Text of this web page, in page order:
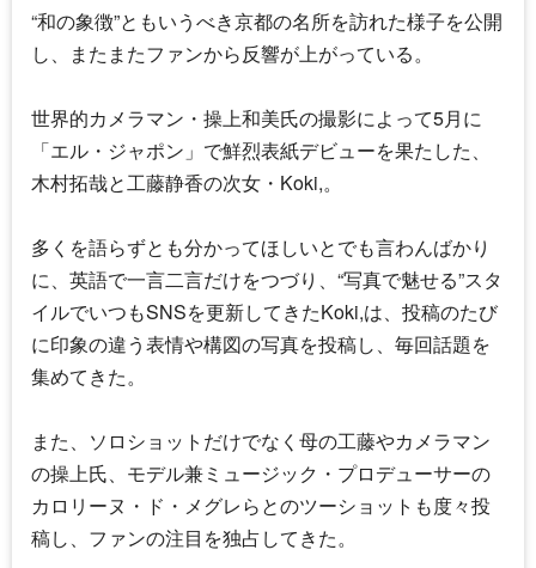
“和の象徴”ともいうべき京都の名所を訪れた様子を公開
し、またまたファンから反響が上がっている。
世界的カメラマン・操上和美氏の撮影によって5月に
「エル・ジャポン」で鮮烈表紙デビューを果たした、
木村拓哉と工藤静香の次女・ Koki,。
多くを語らずとも分かってほしいとでも言わんばかり
に、英語で一言二言だけをつづり、“写真で魅せる”スタ
イルでいつもSNSを更新してきたKoki,は、投稿のたび
に印象の違う表情や構図の写真を投稿し、毎回話題を
集めてきた。
また、ソロショットだけでなく母の工藤やカメラマン
の操上氏、モデル兼ミュージック・プロデューサーの
カロリーヌ・ド・メグレらとのツーショットも度々投
稿し、ファンの注目を独占してきた。